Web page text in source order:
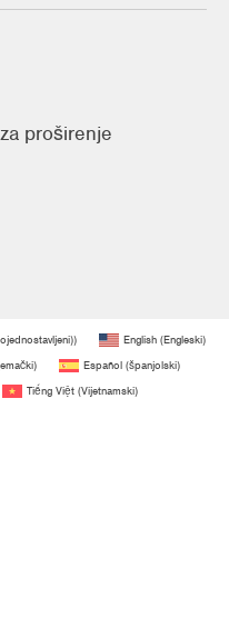
proširenje
) English (Engleski)
) Español (španjolski)
Tiếng Việt (Vijetnamski)